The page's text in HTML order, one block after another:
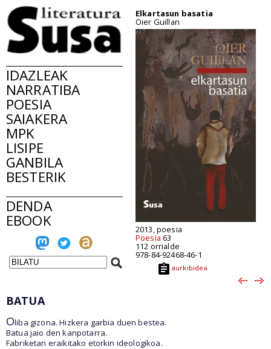
IDAZLEAK
NARRATIBA
POESIA
SAIAKERA
MPK
LISIPE
GANBILA
BESTERIK
DENDA
EBOOK
Elkartasun basatia
Oier Guillan
2013, poesia
Poesia 63
112 orrialde
978-84-92468-46-1
aurkibidea
BATUA
Oliba gizona. Hizkera garbia duen bestea.
Batua jaio den kanpotarra.
Fabriketan eraikitako etorkin ideologikoa.